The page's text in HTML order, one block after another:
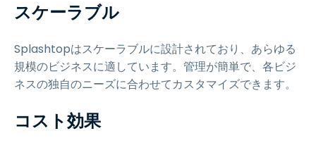
スケーラブル
Splashtopはスケーラブルに設計されており、あらゆる
規模のビジネスに適しています。管理が簡単で、各ビジ
ネスの独自のニーズに合わせてカスタマイズできます。
コスト効果